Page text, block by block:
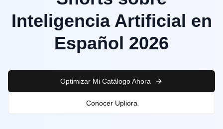
Inteligencia Artificial en
Español 2026
Optimizar Mi Catálogo Ahora
Conocer Upliora